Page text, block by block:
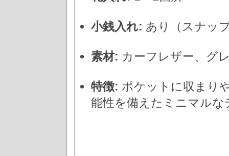
小銭入れ: あり（スナッ
素材: カーフレザー、グ
特徴: ポケットに収まり
能性を備えたミニマルな